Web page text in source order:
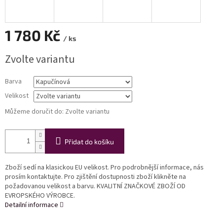
1 780 Kč / ks
cena:
Zvolte variantu
Barva
Velikost
Můžeme doručit do: Zvolte variantu
Přidat do košíku
Zboží sedí na klasickou EU velikost. Pro podrobnější informace, nás
prosím kontaktujte. Pro zjištění dostupnosti zboží klikněte na
požadovanou velikost a barvu. KVALITNÍ ZNAČKOVÉ ZBOŽÍ OD
EVROPSKÉHO VÝROBCE.
Detailní informace